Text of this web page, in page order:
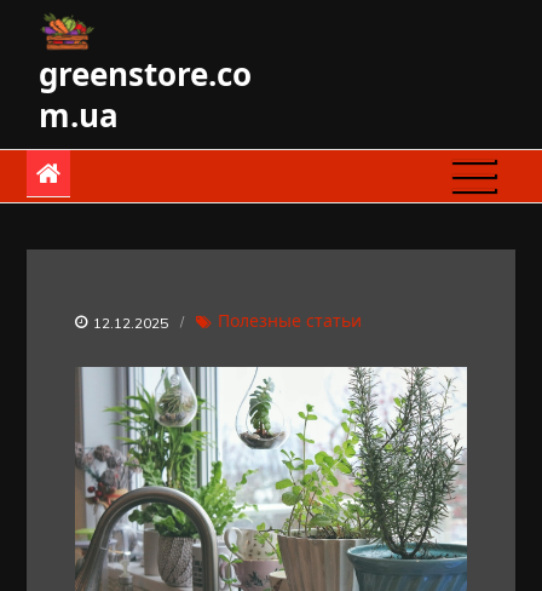
contentgreenstore.co
m.ua
12.12.2025 Полезные статьи